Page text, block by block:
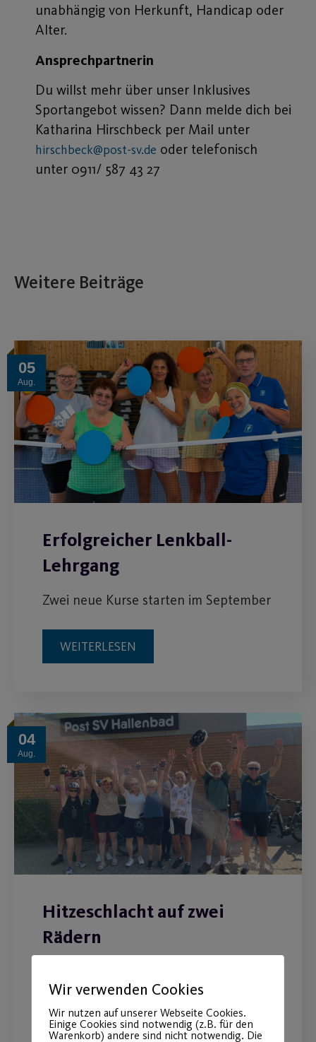
unabhängig von Herkunft, Handicap oder
Alter.
Ansprechpartnerin
Du willst mehr über unser Inklusives
Sportangebot wissen? Dann melde dich bei
Katharina Hirschbeck per Mail unter
hirschbeck@post-sv.de oder telefonisch
unter 0911/ 587 43 27
Weitere Beiträge
05
Aug.
Erfolgreicher Lenkball-
Lehrgang
Zwei neue Kurse starten im September
WEITERLESEN
04
Aug.
Hitzeschlacht auf zwei
Rädern
Tour, coole Truppe
WEITERLESEN
Wir verwenden Cookies
Wir nutzen auf unserer Webseite Cookies.
Einige Cookies sind notwendig (z.B. für den
Warenkorb) andere sind nicht notwendig. Die